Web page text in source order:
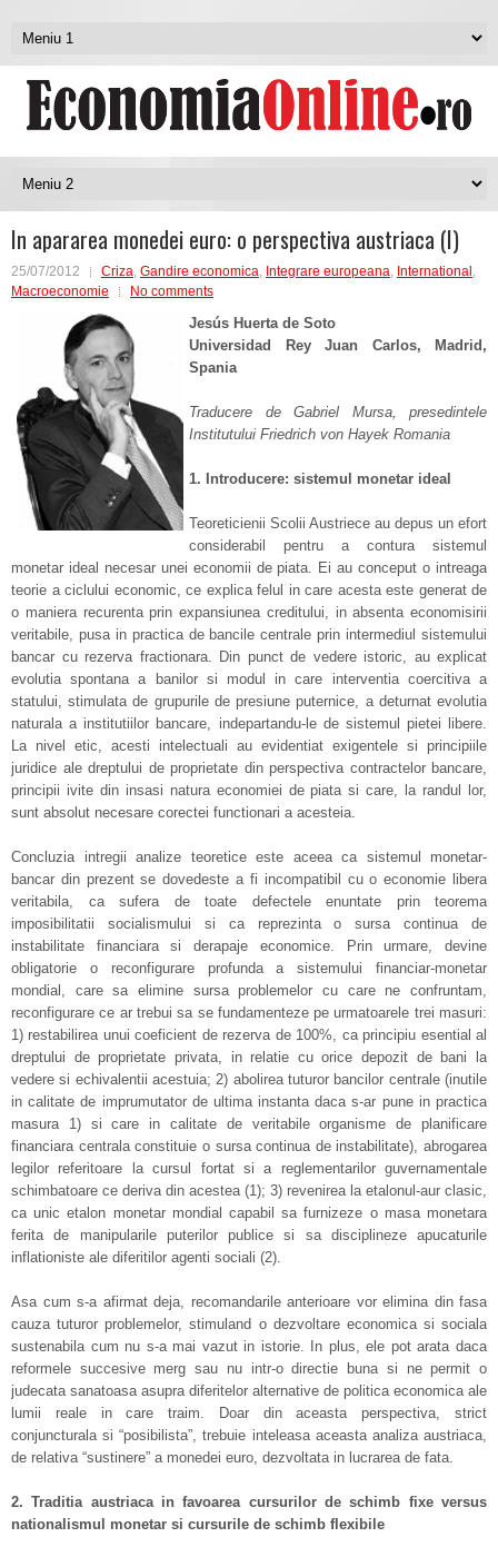
In apararea monedei euro: o perspectiva austriaca (I)
25/07/2012 Criza, Gandire economica, Integrare europeana, International ,
Macroeconomie
No comments
Jesús Huerta de Soto
Universidad Rey Juan Carlos, Madrid,
Spania
Traducere de Gabriel Mursa, presedintele
Institutului Friedrich von Hayek Romania
1. Introducere: sistemul monetar ideal
Teoreticienii Scolii Austriece au depus un efort
considerabil pentru a contura sistemul
monetar ideal necesar unei economii de piata. Ei au conceput o intreaga
teorie a ciclului economic, ce explica felul in care acesta este generat de
o maniera recurenta prin expansiunea creditului, in absenta economisirii
veritabile, pusa in practica de bancile centrale prin intermediul sistemului
bancar cu rezerva fractionara. Din punct de vedere istoric, au explicat
evolutia spontana a banilor si modul in care interventia coercitiva a
statului, stimulata de grupurile de presiune puternice, a deturnat evolutia
naturala a institutiilor bancare, indepartandu-le de sistemul pietei libere.
La nivel etic, acesti intelectuali au evidentiat exigentele si principiile
juridice ale dreptului de proprietate din perspectiva contractelor bancare,
principii ivite din insasi natura economiei de piata si care, la randul lor,
sunt absolut necesare corectei functionari a acesteia.
Concluzia intregii analize teoretice este aceea ca sistemul monetar-
bancar din prezent se dovedeste a fi incompatibil cu o economie libera
veritabila, ca sufera de toate defectele enuntate prin teorema
imposibilitatii socialismului si ca reprezinta o sursa continua de
instabilitate financiara si derapaje economice. Prin urmare, devine
obligatorie o reconfigurare profunda a sistemului financiar-monetar
mondial, care sa elimine sursa problemelor cu care ne confruntam,
reconfigurare ce ar trebui sa se fundamenteze pe urmatoarele trei masuri:
1) restabilirea unui coeficient de rezerva de 100%, ca principiu esential al
dreptului de proprietate privata, in relatie cu orice depozit de bani la
vedere si echivalentii acestuia; 2) abolirea tuturor bancilor centrale (inutile
in calitate de imprumutator de ultima instanta daca s-ar pune in practica
masura 1) si care in calitate de veritabile organisme de planificare
financiara centrala constituie o sursa continua de instabilitate), abrogarea
legilor referitoare la cursul fortat si a reglementarilor guvernamentale
schimbatoare ce deriva din acestea (1); 3) revenirea la etalonul-aur clasic,
ca unic etalon monetar mondial capabil sa furnizeze o masa monetara
ferita de manipularile puterilor publice si sa disciplineze apucaturile
inflationiste ale diferitilor agenti sociali (2).
Asa cum s-a afirmat deja, recomandarile anterioare vor elimina din fasa
cauza tuturor problemelor, stimuland o dezvoltare economica si sociala
sustenabila cum nu s-a mai vazut in istorie. In plus, ele pot arata daca
reformele succesive merg sau nu intr-o directie buna si ne permit o
judecata sanatoasa asupra diferitelor alternative de politica economica ale
lumii reale in care traim. Doar din aceasta perspectiva, strict
conjuncturala si “posibilista”, trebuie inteleasa aceasta analiza austriaca,
de relativa “sustinere” a monedei euro, dezvoltata in lucrarea de fata.
2. Traditia austriaca in favoarea cursurilor de schimb fixe versus
nationalismul monetar si cursurile de schimb flexibile